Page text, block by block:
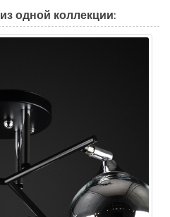
из одной коллекции: